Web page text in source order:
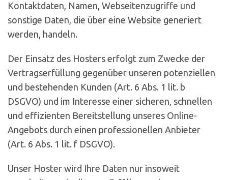
Kontaktdaten, Namen, Webseitenzugriffe und
sonstige Daten, die über eine Website generiert
werden, handeln.
Der Einsatz des Hosters erfolgt zum Zwecke der
Vertragserfüllung gegenüber unseren potenziellen
und bestehenden Kunden (Art. 6 Abs. 1 lit. b
DSGVO) und im Interesse einer sicheren, schnellen
und effizienten Bereitstellung unseres Online-
Angebots durch einen professionellen Anbieter
(Art. 6 Abs. 1 lit. f DSGVO).
Unser Hoster wird Ihre Daten nur insoweit